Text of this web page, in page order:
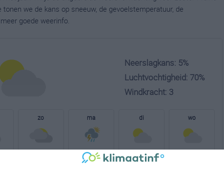
we de kans op sneeuw, de gevoelstemperatuur, de
goede weerinfo.
Neerslagkans: 5%
Luchtvochtigheid: 70%
Windkracht: 3
zo ma
27° 17°
di
15°
wo